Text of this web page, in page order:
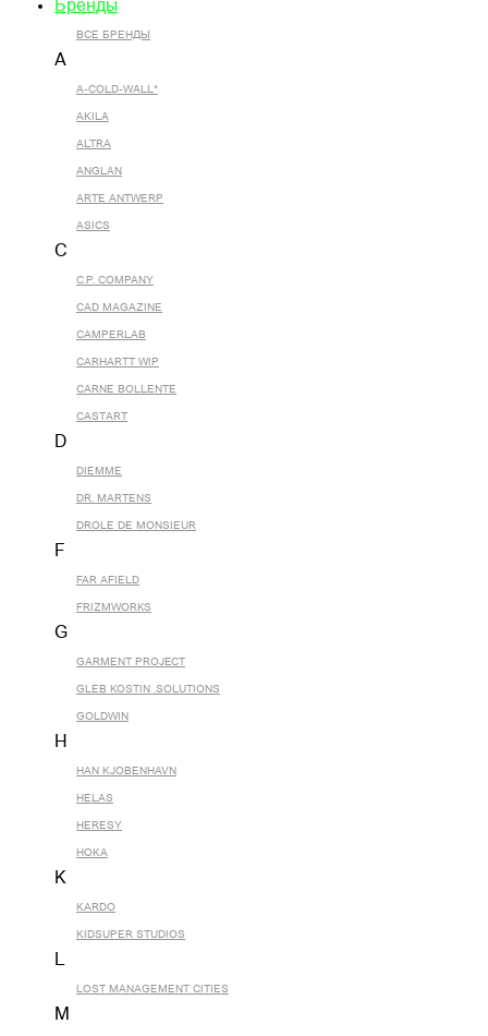
Бренды
ВСЕ БРЕНДЫ
A
A-COLD-WALL*
AKILA
ALTRA
ANGLAN
ARTE ANTWERP
ASICS
C
C.P. COMPANY
CAD MAGAZINE
CAMPERLAB
CARHARTT WIP
CARNE BOLLENTE
CASTART
D
DIEMME
DR. MARTENS
DROLE DE MONSIEUR
F
FAR AFIELD
FRIZMWORKS
G
GARMENT PROJECT
GLEB KOSTIN .SOLUTIONS
GOLDWIN
H
HAN KJOBENHAVN
HELAS
HERESY
HOKA
K
KARDO
KIDSUPER STUDIOS
L
LOST MANAGEMENT CITIES
M